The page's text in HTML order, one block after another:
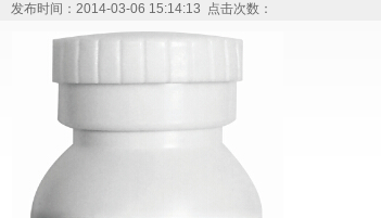
发布时间：2014-03-06 15:14:13 点击次数：